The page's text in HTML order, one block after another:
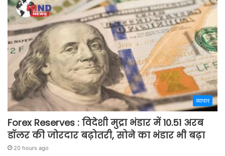
व्यापार
Forex Reserves : विदेशी मुद्रा भंडार में 10.51 अरब
डॉलर की जोरदार बढ़ोतरी, सोने का भंडार भी बढ़ा
20 hours ago